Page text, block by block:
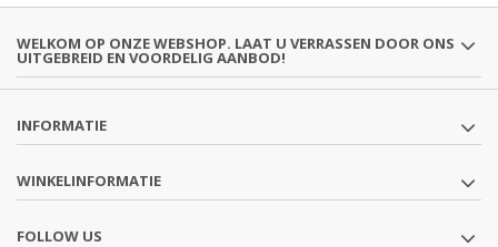
WELKOM OP ONZE WEBSHOP. LAAT U VERRASSEN DOOR ONS
UITGEBREID EN VOORDELIG AANBOD!
INFORMATIE
WINKELINFORMATIE
FOLLOW US